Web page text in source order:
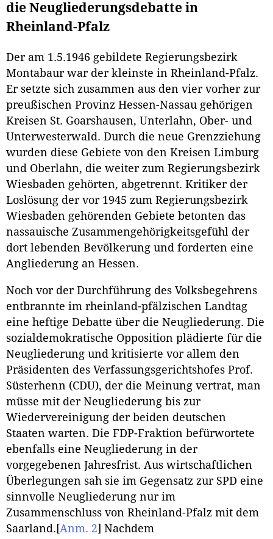
die Neugliederungsdebatte in
Rheinland-Pfalz
Der am 1.5.1946 gebildete Regierungsbezirk
Montabaur war der kleinste in Rheinland-Pfalz.
Er setzte sich zusammen aus den vier vorher zur
preußischen Provinz Hessen-Nassau gehörigen
Kreisen St. Goarshausen, Unterlahn, Ober- und
Unterwesterwald. Durch die neue Grenzziehung
wurden diese Gebiete von den Kreisen Limburg
und Oberlahn, die weiter zum Regierungsbezirk
Wiesbaden gehörten, abgetrennt. Kritiker der
Loslösung der vor 1945 zum Regierungsbezirk
Wiesbaden gehörenden Gebiete betonten das
nassauische Zusammengehörigkeitsgefühl der
dort lebenden Bevölkerung und forderten eine
Angliederung an Hessen.
Noch vor der Durchführung des Volksbegehrens
entbrannte im rheinland-pfälzischen Landtag
eine heftige Debatte über die Neugliederung. Die
sozialdemokratische Opposition plädierte für die
Neugliederung und kritisierte vor allem den
Präsidenten des Verfassungsgerichtshofes Prof.
Süsterhenn (CDU), der die Meinung vertrat, man
müsse mit der Neugliederung bis zur
Wiedervereinigung der beiden deutschen
Staaten warten. Die FDP-Fraktion befürwortete
ebenfalls eine Neugliederung in der
vorgegebenen Jahresfrist. Aus wirtschaftlichen
Überlegungen sah sie im Gegensatz zur SPD eine
sinnvolle Neugliederung nur im
Zusammenschluss von Rheinland-Pfalz mit dem
Saarland. [Anm. 2] Nachdem